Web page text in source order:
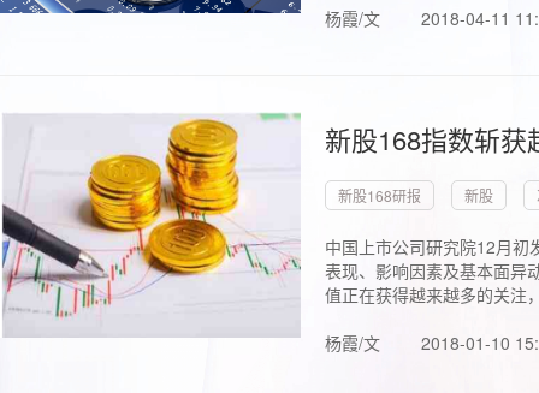
杨霞/文
2018-04-11
新股168指数斩
新股168研报 新股
中国上市公司研究院12月初
表现、影响因素及基本面异
值正在获得越来越多的关注
杨霞/文
2018-01-10